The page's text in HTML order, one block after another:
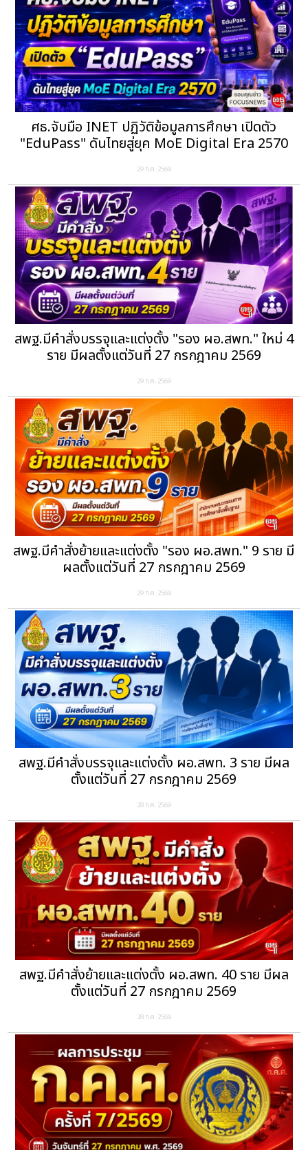
ศธ.จับมือ INET ปฏิวัติข้อมูลการศึกษา เปิดตัว
"EduPass" ดันไทยสู่ยุค MoE Digital Era 2570
29 ก.ค. 2569
สพฐ.มีคำสั่งบรรจุและแต่งตั้ง "รอง ผอ.สพท." ใหม่ 4
ราย มีผลตั้งแต่วันที่ 27 กรกฎาคม 2569
29 ก.ค. 2569
สพฐ.มีคำสั่งย้ายและแต่งตั้ง "รอง ผอ.สพท." 9 ราย มี
ผลตั้งแต่วันที่ 27 กรกฎาคม 2569
29 ก.ค. 2569
สพฐ.มีคำสั่งบรรจุและแต่งตั้ง ผอ.สพท. 3 ราย มีผล
ตั้งแต่วันที่ 27 กรกฎาคม 2569
28 ก.ค. 2569
สพฐ.มีคำสั่งย้ายและแต่งตั้ง ผอ.สพท. 40 ราย มีผล
ตั้งแต่วันที่ 27 กรกฎาคม 2569
28 ก.ค. 2569